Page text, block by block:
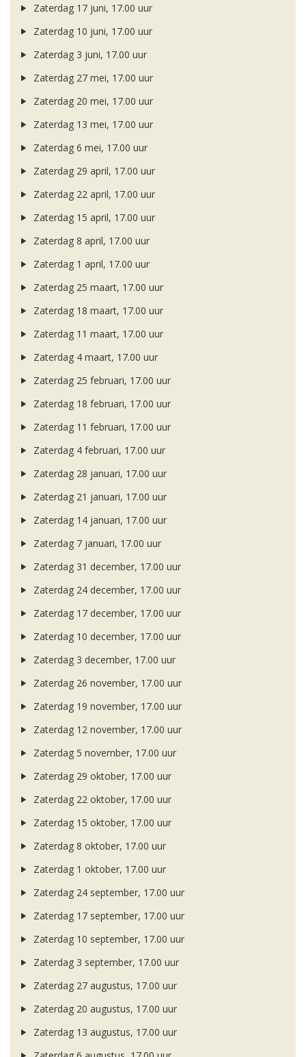
Zaterdag 17 juni, 17.00 uur
Zaterdag 10 juni, 17.00 uur
Zaterdag 3 juni, 17.00 uur
Zaterdag 27 mei, 17.00 uur
Zaterdag 20 mei, 17.00 uur
Zaterdag 13 mei, 17.00 uur
Zaterdag 6 mei, 17.00 uur
Zaterdag 29 april, 17.00 uur
Zaterdag 22 april, 17.00 uur
Zaterdag 15 april, 17.00 uur
Zaterdag 8 april, 17.00 uur
Zaterdag 1 april, 17.00 uur
Zaterdag 25 maart, 17.00 uur
Zaterdag 18 maart, 17.00 uur
Zaterdag 11 maart, 17.00 uur
Zaterdag 4 maart, 17.00 uur
Zaterdag 25 februari, 17.00 uur
Zaterdag 18 februari, 17.00 uur
Zaterdag 11 februari, 17.00 uur
Zaterdag 4 februari, 17.00 uur
Zaterdag 28 januari, 17.00 uur
Zaterdag 21 januari, 17.00 uur
Zaterdag 14 januari, 17.00 uur
Zaterdag 7 januari, 17.00 uur
Zaterdag 31 december, 17.00 uur
Zaterdag 24 december, 17.00 uur
Zaterdag 17 december, 17.00 uur
Zaterdag 10 december, 17.00 uur
Zaterdag 3 december, 17.00 uur
Zaterdag 26 november, 17.00 uur
Zaterdag 19 november, 17.00 uur
Zaterdag 12 november, 17.00 uur
Zaterdag 5 november, 17.00 uur
Zaterdag 29 oktober, 17.00 uur
Zaterdag 22 oktober, 17.00 uur
Zaterdag 15 oktober, 17.00 uur
Zaterdag 8 oktober, 17.00 uur
Zaterdag 1 oktober, 17.00 uur
Zaterdag 24 september, 17.00 uur
Zaterdag 17 september, 17.00 uur
Zaterdag 10 september, 17.00 uur
Zaterdag 3 september, 17.00 uur
Zaterdag 27 augustus, 17.00 uur
Zaterdag 20 augustus, 17.00 uur
Zaterdag 13 augustus, 17.00 uur